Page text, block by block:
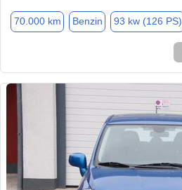
70.000 km Benzin 93 kw (126 PS)